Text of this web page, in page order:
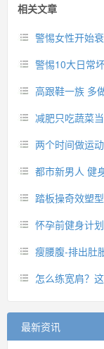
相关文章
警惕女性开始
警惕10大日常
高跟鞋一族 多
减肥只吃蔬菜
两个时间做运
都市新男人 健
踏板操奇效塑型
怀孕前健身计划
瘦腰腹-排出肚
怎么练宽肩？这
最新资讯